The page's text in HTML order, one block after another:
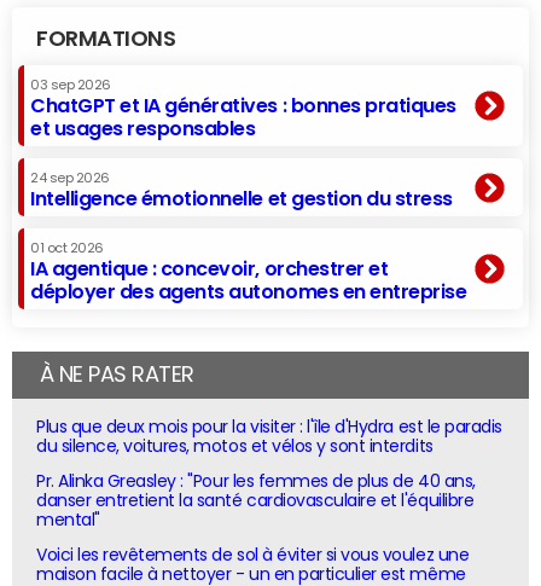
FORMATIONS
03 sep 2026
ChatGPT et IA génératives : bonnes pratiques
et usages responsables
24 sep 2026
Intelligence émotionnelle et gestion du stress
01 oct 2026
IA agentique : concevoir, orchestrer et
déployer des agents autonomes en entreprise
À NE PAS RATER
Plus que deux mois pour la visiter : l'île d'Hydra est le paradis
du silence, voitures, motos et vélos y sont interdits
Pr. Alinka Greasley : "Pour les femmes de plus de 40 ans,
danser entretient la santé cardiovasculaire et l'équilibre
mental"
Voici les revêtements de sol à éviter si vous voulez une
maison facile à nettoyer - un en particulier est même